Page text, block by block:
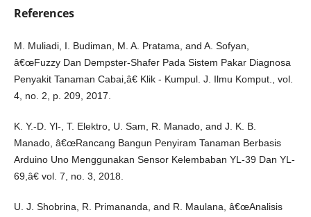
References
M. Muliadi, I. Budiman, M. A. Pratama, and A. Sofyan,
â€œFuzzy Dan Dempster-Shafer Pada Sistem Pakar Diagnosa
Penyakit Tanaman Cabai,â€ Klik - Kumpul. J. Ilmu Komput., vol.
4, no. 2, p. 209, 2017.
K. Y.-D. Yl-, T. Elektro, U. Sam, R. Manado, and J. K. B.
Manado, â€œRancang Bangun Penyiram Tanaman Berbasis
Arduino Uno Menggunakan Sensor Kelembaban YL-39 Dan YL-
69,â€ vol. 7, no. 3, 2018.
U. J. Shobrina, R. Primananda, and R. Maulana, â€œAnalisis